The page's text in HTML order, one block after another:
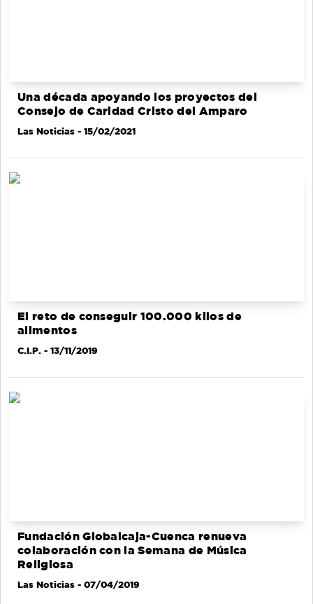
Una década apoyando los proyectos del
Consejo de Caridad Cristo del Amparo
Las Noticias - 15/02/2021
El reto de conseguir 100.000 kilos de
alimentos
C.I.P. - 13/11/2019
Fundación Globalcaja-Cuenca renueva
colaboración con la Semana de Música
Religiosa
Las Noticias - 07/04/2019